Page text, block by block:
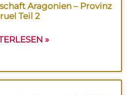
Aragonien – Provinz
Teil 2
»